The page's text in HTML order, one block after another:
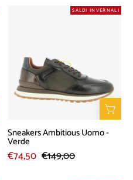
Sneakers
Verde
SALDI INVERNALI
Sneakers Ambitious Uomo -
Verde
€74,50 €149,00